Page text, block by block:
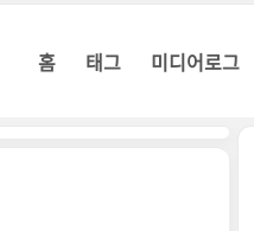
홈 태그 미디어로그